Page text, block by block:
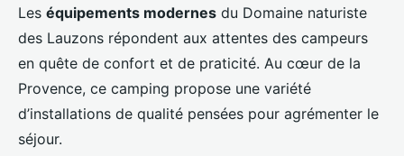
Les équipements modernes du Domaine naturiste
des Lauzons répondent aux attentes des campeurs
en quête de confort et de praticité. Au cœur de la
Provence, ce camping propose une variété
d’installations de qualité pensées pour agrémenter le
séjour.